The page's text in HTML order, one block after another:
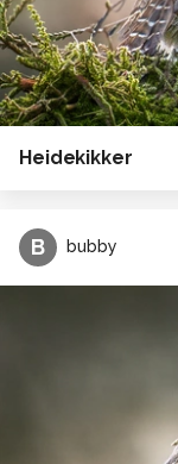
Heidekikker
B bubby